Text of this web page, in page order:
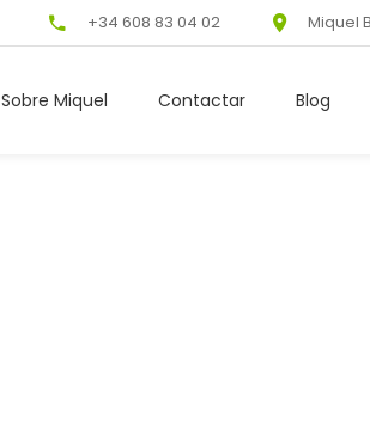
+34 608 83 04 02 Miquel
Sobre Miquel Contactar Blog